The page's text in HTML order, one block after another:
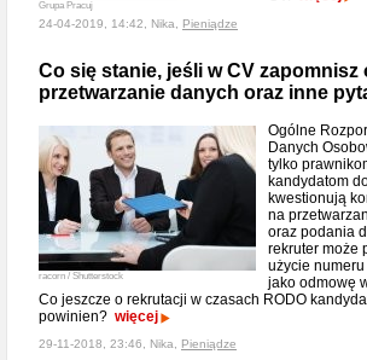
Grupa Pracuj
24-04-2019, 14:42, Nika, Pieniądze
Co się stanie, jeśli w CV zapomnisz
przetwarzanie danych oraz inne
racorn / Shutterstock
Ogólne
Danych
tylko
kandydatom
kwestionują
na
oraz podania
rekruter może
użycie
jako odmowę
Co jeszcze o rekrutacji w czasach RODO
powinien? więcej
29-11-2018, 23:46, Nika, Pieniądze